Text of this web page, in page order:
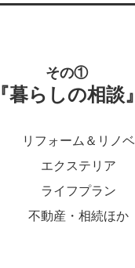
その①
『暮らしの相談』
リフォーム＆リノベ
エクステリア
ライフプラン
不動産・相続ほか